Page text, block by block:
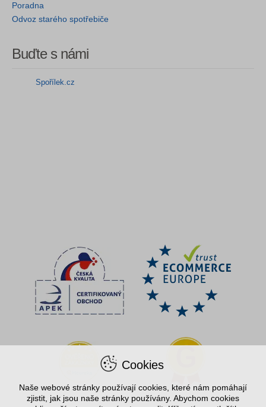
Poradna
Odvoz starého spotřebiče
Buďte s námi
Spořílek.cz
Cookies
Naše webové stránky používají cookies, které nám pomáhají
zjistit, jak jsou naše stránky používány. Abychom cookies